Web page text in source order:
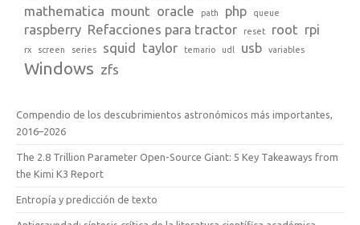
mathematica mount oracle path php queue
raspberry Refacciones para tractor reset root rpi
rx screen series squid taylor temario udl usb variables
Windows zfs
Compendio de los descubrimientos astronómicos más importantes,
2016–2026
The 2.8 Trillion Parameter Open-Source Giant: 5 Key Takeaways from
the Kimi K3 Report
Entropía y predicción de texto